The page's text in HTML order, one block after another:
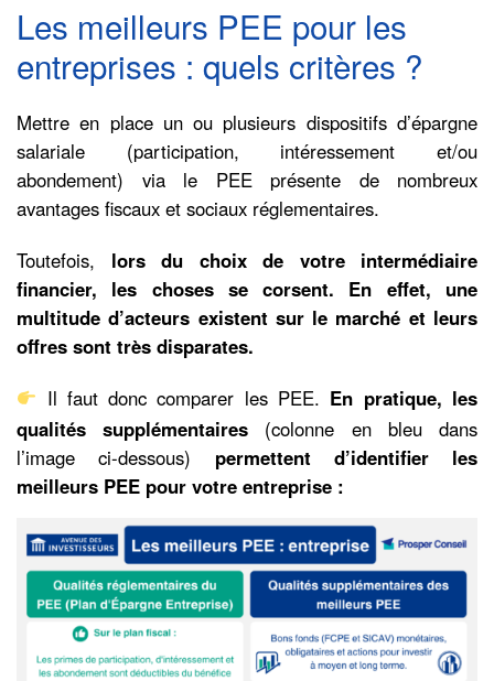
Les meilleurs PEE pour les
entreprises : quels critères ?
Mettre en place un ou plusieurs dispositifs d’épargne
salariale (participation, intéressement et/ou
abondement) via le PEE présente de nombreux
avantages fiscaux et sociaux réglementaires.
Toutefois, lors du choix de votre intermédiaire
financier, les choses se corsent. En effet, une
multitude d’acteurs existent sur le marché et leurs
offres sont très disparates.
Il faut donc comparer les PEE. En pratique, les
qualités supplémentaires (colonne en bleu dans
l’image ci-dessous) permettent d’identifier les
meilleurs PEE pour votre entreprise :